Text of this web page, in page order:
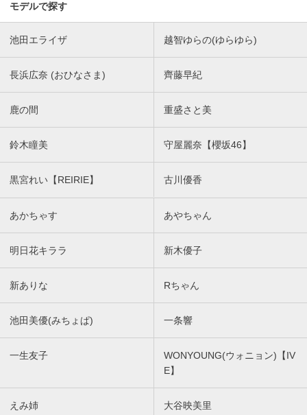
モデルで探す
池田エライザ 越智ゆらの(ゆらゆら)
長浜広奈 (おひなさま) 齊藤早紀
鹿の間 重盛さと美
鈴木瞳美 守屋麗奈【櫻坂46】
黒宮れい【REIRIE】 古川優香
あかちゃす あやちゃん
明日花キララ 新木優子
新ありな Rちゃん
池田美優(みちょぱ) 一条響
一生友子
WONYOUNG(ウォニョン)【IV
E】
えみ姉 大谷映美里